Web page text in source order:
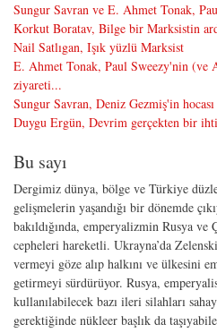
Sungur Savran ve E. Ahmet Tonak,
Korkut Boratav, Bilge bir Marksistin
Nail Satlıgan, Işık yüzlü Marksist
E. Ahmet Tonak, Paul Sweezy'nin (ve
ziyareti...
Sungur Savran, Deniz Gezmiş'in hocası
Duygu Ergün, Devrim gerçekten bir
Bu sayı
Dergimiz dünya, bölge ve Türkiye
gelişmelerin yaşandığı bir dönemde
bakıldığında, emperyalizmin Rusya ve
cepheleri hareketli. Ukrayna’da
vermeyi göze alıp halkını ve ülkesini
getirmeyi sürdürüyor. Rusya,
kullanılabilecek bazı ileri silahları
gerektiğinde nükleer başlık da